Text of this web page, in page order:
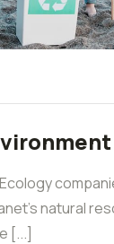
natural
[...]